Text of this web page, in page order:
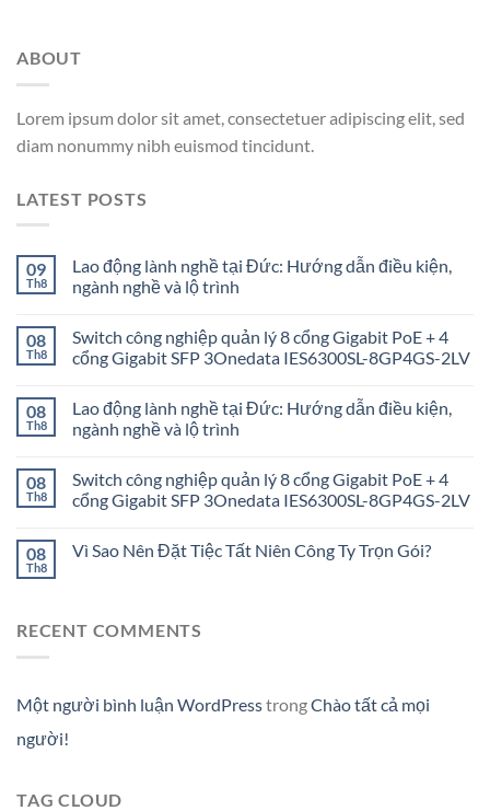
ABOUT
Lorem ipsum dolor sit amet, consectetuer adipiscing elit, sed
diam nonummy nibh euismod tincidunt.
LATEST POSTS
09
Th8
Lao động lành nghề tại Đức: Hướng dẫn điều kiện,
ngành nghề và lộ trình
08
Th8
Switch công nghiệp quản lý 8 cổng Gigabit PoE + 4
cổng Gigabit SFP 3Onedata IES6300SL-8GP4GS-2LV
08
Th8
Lao động lành nghề tại Đức: Hướng dẫn điều kiện,
ngành nghề và lộ trình
08
Th8
Switch công nghiệp quản lý 8 cổng Gigabit PoE + 4
cổng Gigabit SFP 3Onedata IES6300SL-8GP4GS-2LV
08
Th8
Vì Sao Nên Đặt Tiệc Tất Niên Công Ty Trọn Gói?
RECENT COMMENTS
Một người bình luận WordPresstrongChào tất cả mọi
người!
TAG CLOUD